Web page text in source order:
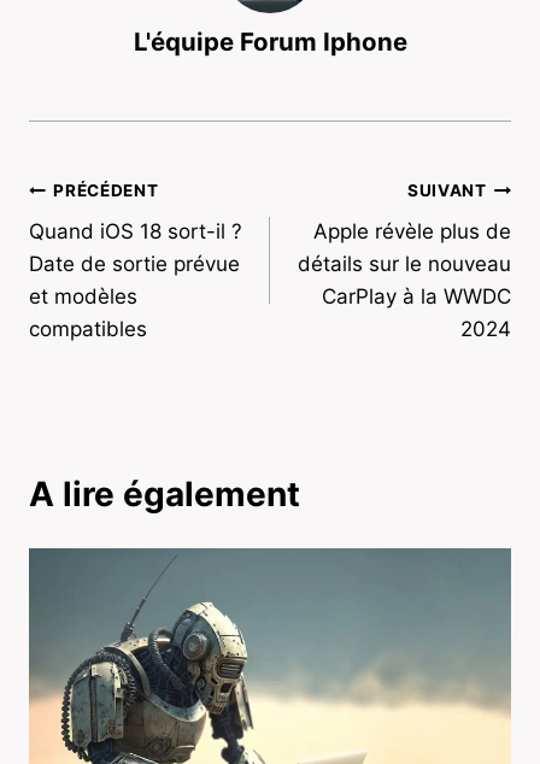
L'équipe Forum Iphone
Navigation
de
l’article
PRÉCÉDENT
Quand iOS 18 sort-il ?
Date de sortie prévue
et modèles
compatibles
SUIVANT
Apple révèle plus de
détails sur le nouveau
CarPlay à la WWDC
2024
A lire également